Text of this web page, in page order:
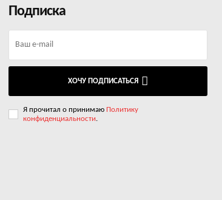
Подписка
ХОЧУ ПОДПИСАТЬСЯ
Я прочитал о принимаю Политику
конфиденциальности.